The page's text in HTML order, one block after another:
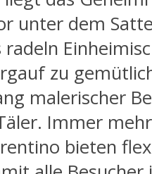
unter dem
zu
malerischer
Immer mehr
bieten